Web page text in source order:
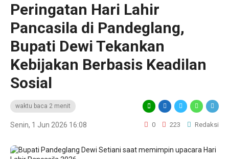
Peringatan Hari Lahir
Pancasila di Pandeglang,
Bupati Dewi Tekankan
Kebijakan Berbasis Keadilan
Sosial
waktu baca 2 menit
Senin, 1 Jun 2026 16:08 0 223 Redaksi